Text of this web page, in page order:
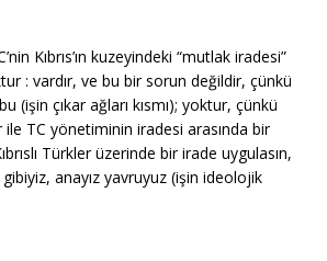
Kıbrıs’ın kuzeyindeki “mutlak iradesi”
: vardır, ve bu bir sorun değildir, çünkü
(işin çıkar ağları kısmı); yoktur, çünkü
ile TC yönetiminin iradesi arasında bir
Türkler üzerinde bir irade uygulasın,
anayız yavruyuz (işin ideolojik